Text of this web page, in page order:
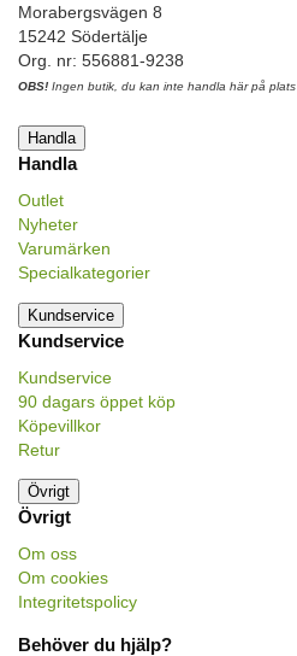
Morabergsvägen 8
15242 Södertälje
Org. nr: 556881-9238
OBS! Ingen butik, du kan inte handla här på plats
Handla
Handla
Outlet
Nyheter
Varumärken
Specialkategorier
Kundservice
Kundservice
Kundservice
90 dagars öppet köp
Köpevillkor
Retur
Övrigt
Övrigt
Om oss
Om cookies
Integritetspolicy
Behöver du hjälp?